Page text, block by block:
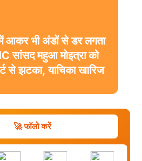
में आकर भी अंडों से डर लगता
सांसद महुआ मोइत्रा को
से झटका, याचिका खारिज
🚀 फॉलो करें